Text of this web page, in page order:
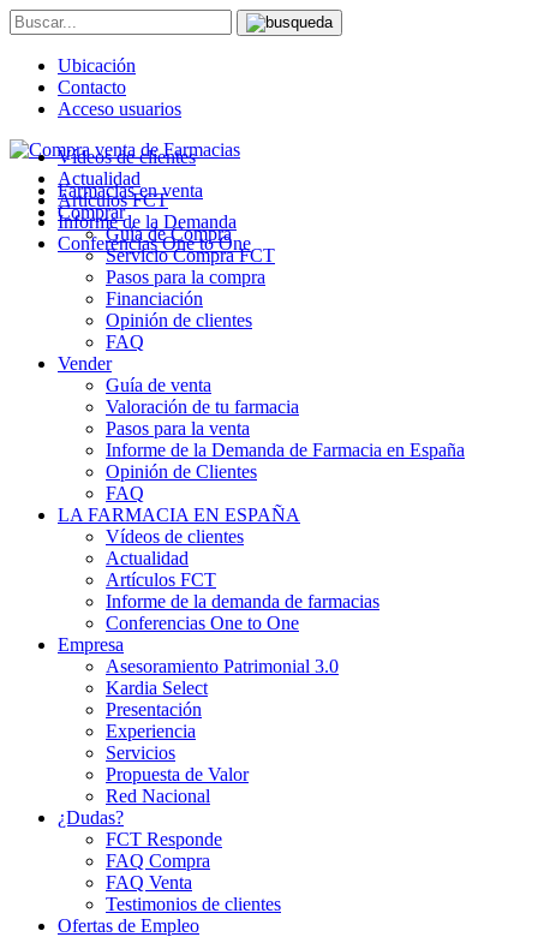
Ubicación
Contacto
Acceso usuarios
Farmacias en venta
Comprar
Guía de Compra
Servicio Compra FCT
Pasos para la compra
Financiación
Opinión de clientes
FAQ
Vender
Guía de venta
Valoración de tu farmacia
Pasos para la venta
Informe de la Demanda de Farmacia en España
Opinión de Clientes
FAQ
LA FARMACIA EN ESPAÑA
Vídeos de clientes
Actualidad
Artículos FCT
Informe de la demanda de farmacias
Conferencias One to One
Empresa
Asesoramiento Patrimonial 3.0
Kardia Select
Presentación
Experiencia
Servicios
Propuesta de Valor
Red Nacional
¿Dudas?
FCT Responde
FAQ Compra
FAQ Venta
Testimonios de clientes
Ofertas de Empleo
Vídeos de clientes
Actualidad
Artículos FCT
Informe de la Demanda
Conferencias One to One